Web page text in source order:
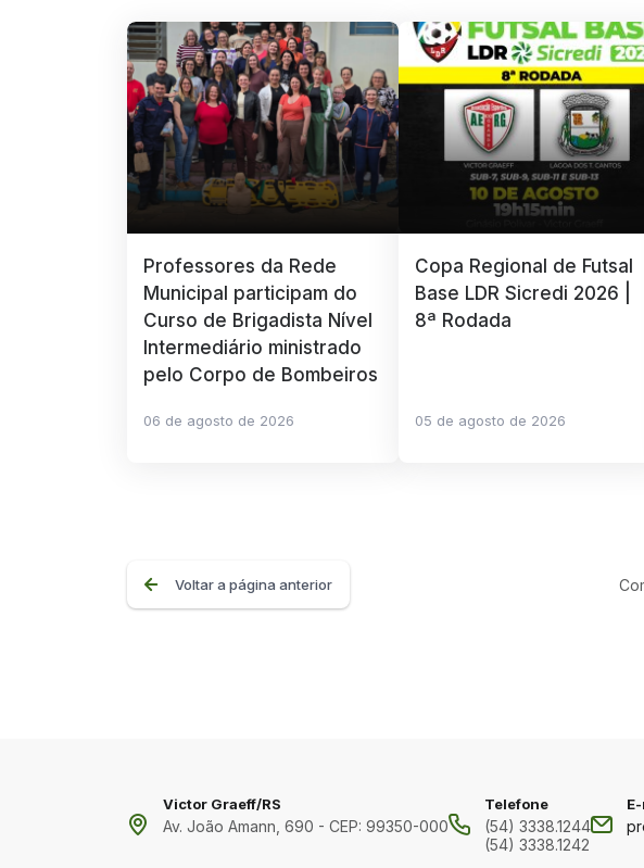
Professores da Rede
Municipal participam do
Curso de Brigadista Nível
Intermediário ministrado
pelo Corpo de Bombeiros
06 de agosto de 2026
Copa Regional de Futsal
Base LDR Sicredi 2026 |
8ª Rodada
05 de agosto de 2026
Voltar a página anterior
Victor Graeff/RS
Av. João Amann, 690 - CEP: 99350-000
Telefone
(54) 3338.1244
(54) 3338.1242